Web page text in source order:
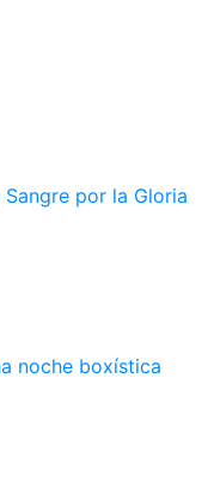
Sangre por la Gloria
noche boxística